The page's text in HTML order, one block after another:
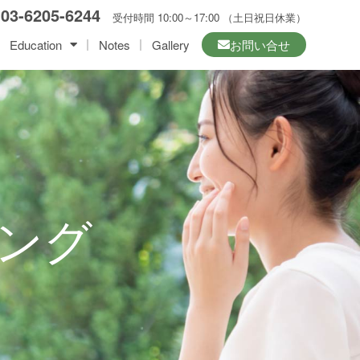
03-6205-6244 受付時間 10:00～17:00 （土日祝日休業）
Education Notes Gallery お問い合せ
グ